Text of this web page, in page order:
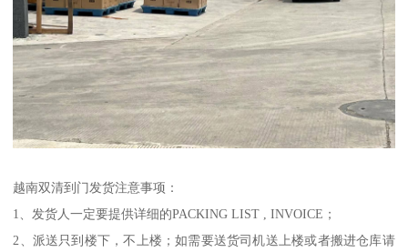
越南双清到门发货注意事项：
1、发货人一定要提供详细的PACKING LIST , INVOICE；
2、派送只到楼下，不上楼；如需要送货司机送上楼或者搬进仓库请